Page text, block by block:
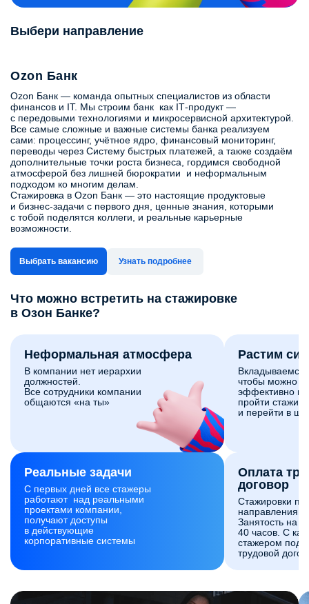
Выбери направление
Ozon Банк
Ozon Банк — команда опытных специалистов из области
финансов и IT. Мы строим банк как IT‑продукт —
с передовыми технологиями и микросервисной архитектурой.
Все самые сложные и важные системы банка реализуем
сами: процессинг, учётное ядро, финансовый мониторинг,
переводы через Систему быстрых платежей, а также создаём
дополнительные точки роста бизнеса, гордимся свободной
атмосферой без лишней бюрократии и неформальным
подходом ко многим делам.
Стажировка в Ozon Банк — это настоящие продуктовые
и бизнес-задачи с первого дня, ценные знания, которыми
с тобой поделятся коллеги, и реальные карьерные
возможности.
Выбрать вакансию Узнать подробнее
Что можно встретить на стажировке
в Озон Банке?
Неформальная атмосфера
В компании нет иерархии
должностей.
Все сотрудники компании
общаются «на ты»
Реальные задачи
С первых дней все стажеры
работают над реальными
проектами компании,
получают доступы
в действующие
корпоративные системы
Растим
Вкладываемся
чтобы можно
эффективно и
пройти
и перейти в
Оплата
договор
Стажировки по
направлениям
Занятость на
40 часов. С
стажером
трудовой